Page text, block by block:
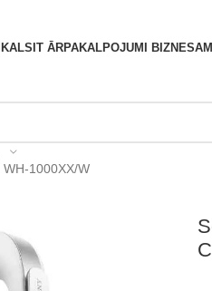
IT ĀRPAKALPOJUMI BIZNESAM
1000XX/W